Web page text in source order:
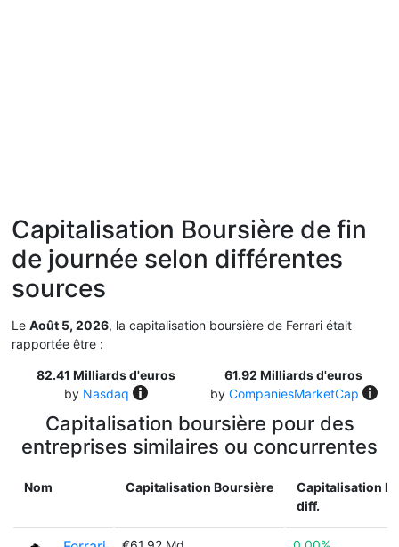
Capitalisation Boursière de fin
de journée selon différentes
sources
Le Août 5, 2026, la capitalisation boursière de Ferrari était
rapportée être :
82.41 Milliards d'euros
by Nasdaq
61.92 Milliards d'euros
by CompaniesMarketCap
Capitalisation boursière pour des
entreprises similaires ou concurrentes
Nom Capitalisation Boursière
Capitalisation
diff.